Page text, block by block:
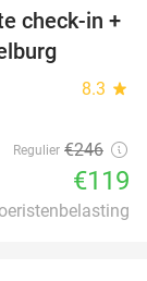
52%
check-in +
8.3 star
Regulier €246
€119